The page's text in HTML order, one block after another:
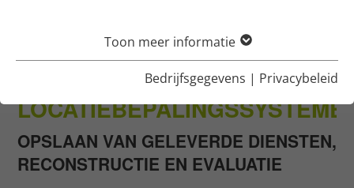
Toon meer informatie
Bedrijfsgegevens | Privacybeleid
BETERE FACTURERING:
OPSLAAN VAN GELEVERDE DIENSTEN,
RECONSTRUCTIE EN EVALUATIE